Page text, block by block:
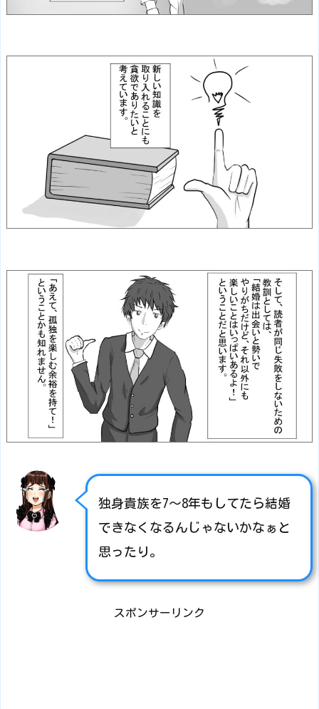
独身貴族を7～8年もしてたら結婚
できなくなるんじゃないかなぁと
思ったり。
スポンサーリンク